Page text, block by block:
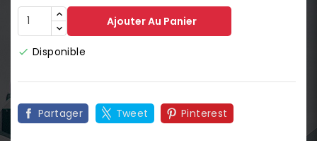
Ajouter Au Panier
 Disponible
Partager Tweet Pinterest